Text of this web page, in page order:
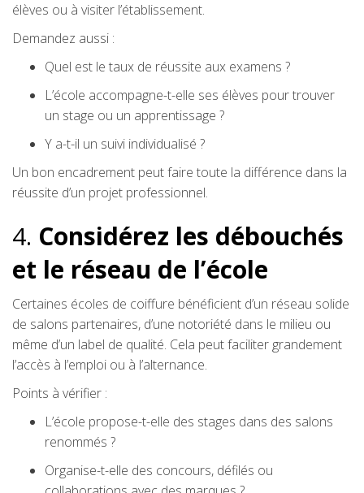
élèves ou à visiter l’établissement.
Demandez aussi :
Quel est le taux de réussite aux examens ?
L’école accompagne-t-elle ses élèves pour trouver
un stage ou un apprentissage ?
Y a-t-il un suivi individualisé ?
Un bon encadrement peut faire toute la différence dans la
réussite d’un projet professionnel.
4. Considérez les débouchés
et le réseau de l’école
Certaines écoles de coiffure bénéficient d’un réseau solide
de salons partenaires, d’une notoriété dans le milieu ou
même d’un label de qualité. Cela peut faciliter grandement
l’accès à l’emploi ou à l’alternance.
Points à vérifier :
L’école propose-t-elle des stages dans des salons
renommés ?
Organise-t-elle des concours, défilés ou